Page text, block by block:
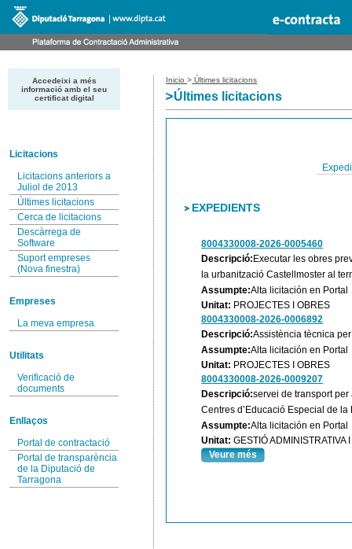
Accedeixi a més
informació amb el seu
certificat digital
Licitacions
Licitacions anteriors a
Juliol de 2013
Últimes licitacions
Cerca de licitacions
Descàrrega de
Software
Suport empreses
(Nova finestra)
Empreses
La meva empresa
Utilitats
Verificació de
documents
Enllaços
Portal de contractació
Portal de transparència
de la Diputació de
Tarragona
Inicio> Últimes licitacions
Últimes licitacions
EXPEDIENTS
8004330008-2026-0005460
Descripció:Executar les obres
la urbanització Castellmoster al
Assumpte:Alta licitación en Portal
Unitat: PROJECTES I OBRES
8004330008-2026-0006892
Descripció:Assistència tècnica
Assumpte:Alta licitación en Portal
Unitat: PROJECTES I OBRES
8004330008-2026-0009207
Descripció:servei de transport
Centres d’Educació Especial de
Assumpte:Alta licitación en Portal
Unitat:GESTIÓ ADMINISTRATIVA
Veure més